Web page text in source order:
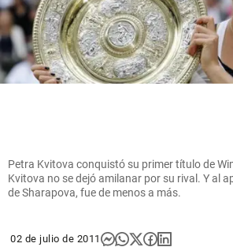
Petra Kvitova conquistó su primer título de
Kvitova no se dejó amilanar por su rival. Y al
de Sharapova, fue de menos a más.
02 de julio de 2011